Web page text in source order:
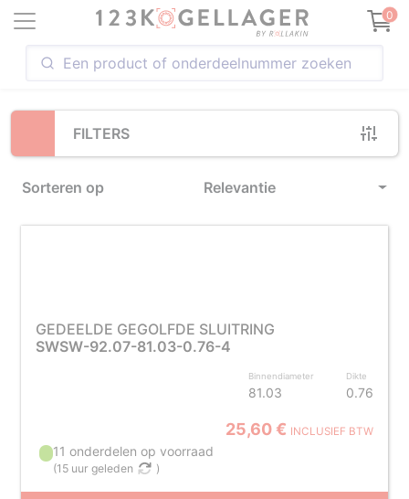
0
FILTERS
Sorteren op Relevantie
Loading...
GEDEELDE GEGOLFDE SLUITRING
SWSW-92.07-81.03-0.76-4
Binnendiameter
81.03
Dikte
0.76
25,60 € INCLUSIEF BTW
11 onderdelen op voorraad
(15 uur geleden )